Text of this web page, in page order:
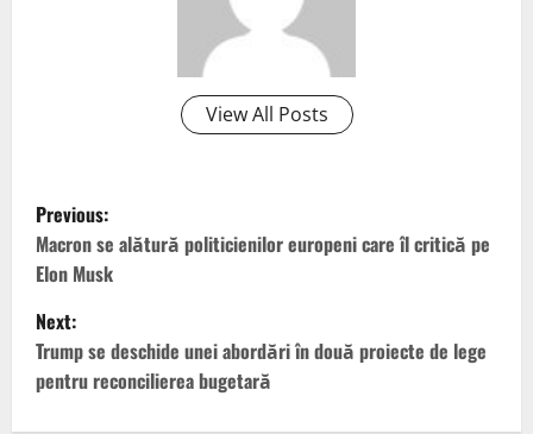
View All Posts
P
o
s
t
n
Previous:
Macron se alătură politicienilor europeni care îl critică pe
Elon Musk
Next:
Trump se deschide unei abordări în două proiecte de lege
pentru reconcilierea bugetară